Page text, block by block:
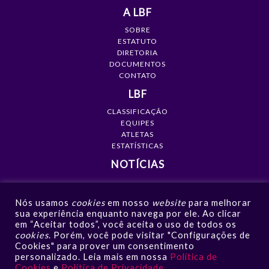
A LBF
SOBRE
ESTATUTO
DIRETORIA
DOCUMENTOS
CONTATO
LBF
CLASSIFICAÇÃO
EQUIPES
ATLETAS
ESTATÍSTICAS
NOTÍCIAS
GALERIAS
VÍDEOS
NOTÍCIAS
CONTATO
Nós usamos cookies em nosso website para melhorar
sua experiência enquanto navega por ele. Ao clicar
em “Aceitar todos”, você aceita o uso de todos os
cookies. Porém, você pode visitar "Configurações de
Cookies" para prover um consentimento
personalizado. Leia mais em nossa Política de